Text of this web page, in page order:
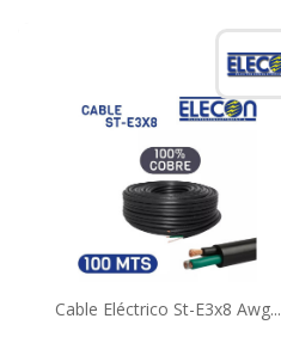
Cable Eléctrico St-E3x8 Awg...